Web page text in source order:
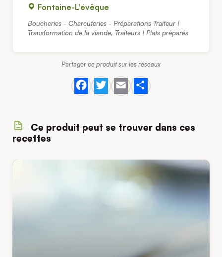
Fontaine-L'évêque
Boucheries - Charcuteries - Préparations Traiteur |
Transformation de la viande, Traiteurs | Plats préparés
Partager ce produit sur les réseaux
Facebook
Twitter
EmailShare
Ce produit peut se trouver dans ces
recettes